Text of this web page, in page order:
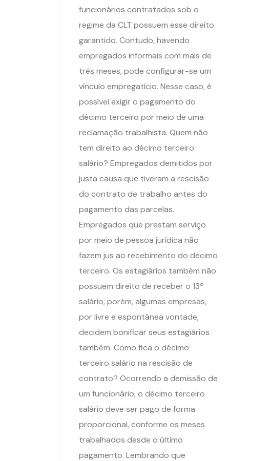
funcionários contratados sob o
regime da CLT possuem esse direito
garantido. Contudo, havendo
empregados informais com mais de
três meses, pode configurar-se um
vínculo empregatício. Nesse caso, é
possível exigir o pagamento do
décimo terceiro por meio de uma
reclamação trabalhista. Quem não
tem direito ao décimo terceiro
salário? Empregados demitidos por
justa causa que tiveram a rescisão
do contrato de trabalho antes do
pagamento das parcelas.
Empregados que prestam serviço
por meio de pessoa jurídica não
fazem jus ao recebimento do décimo
terceiro. Os estagiários também não
possuem direito de receber o 13º
salário, porém, algumas empresas,
por livre e espontânea vontade,
decidem bonificar seus estagiários
também. Como fica o décimo
terceiro salário na rescisão de
contrato? Ocorrendo a demissão de
um funcionário, o décimo terceiro
salário deve ser pago de forma
proporcional, conforme os meses
trabalhados desde o último
pagamento. Lembrando que